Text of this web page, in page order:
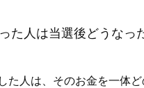
た人は当選後どうなっ
た人は、そのお金を一体